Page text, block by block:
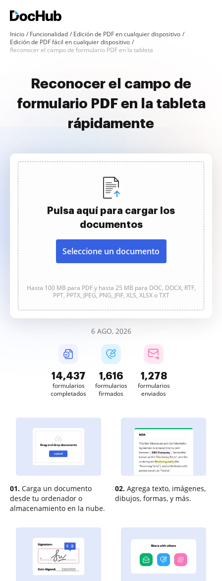
Inicio Funcionalidad
Edición de PDF en cualquier dispositivo
Edición de PDF fácil en cualquier dispositivo
Reconocer el campo de formulario PDF en la tableta
Reconocer el campo de
formulario PDF en la tableta
rápidamente
Pulsa aquí para cargar los
documentos
Seleccione un documento
Hasta 100 MB para PDF y hasta 25 MB para DOC, DOCX, RTF,
PPT, PPTX, JPEG, PNG, JFIF, XLS, XLSX o TXT
6 AGO, 2026
14,438
formularios
completados
1,616
formularios
firmados
1,278
formularios
enviados
01. Carga un documento
desde tu ordenador o
almacenamiento en la nube.
02. Agrega texto, imágenes,
dibujos, formas, y más.